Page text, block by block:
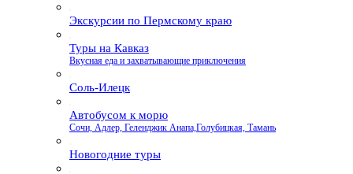
Экскурсии по Пермскому краю
Туры на Кавказ
Вкусная еда и захватывающие приключения
Соль-Илецк
Автобусом к морю
Сочи, Адлер, Геленджик Анапа,Голубицкая, Тамань
Новогодние туры